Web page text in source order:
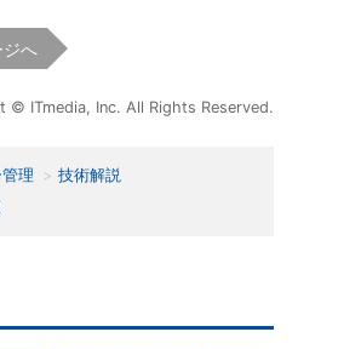
ジへ
© ITmedia, Inc. All Rights Reserved.
理
技術解説